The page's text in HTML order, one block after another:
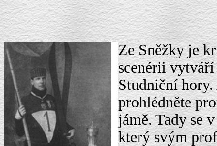
Ze Sněžky je
scenérii
Studniční hory.
prohlédněte
jámě. Tady se
který svým